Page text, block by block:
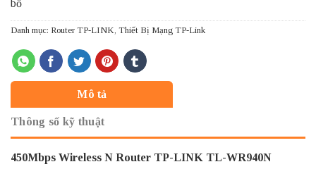
bổ
Danh mục: Router TP-LINK, Thiết Bị Mạng TP-Link
Mô tả
Thông số kỹ thuật
450Mbps Wireless N Router TP-LINK TL-WR940N